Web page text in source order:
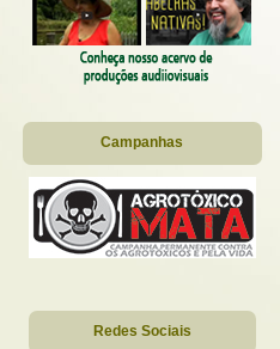
Campanhas
Redes Sociais